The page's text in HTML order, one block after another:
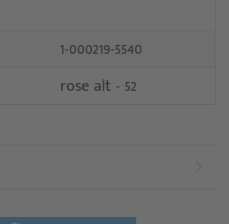
1-000219-5540
rose alt - 52